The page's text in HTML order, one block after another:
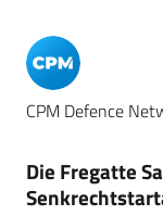
CPM Defence
Die Fregatte